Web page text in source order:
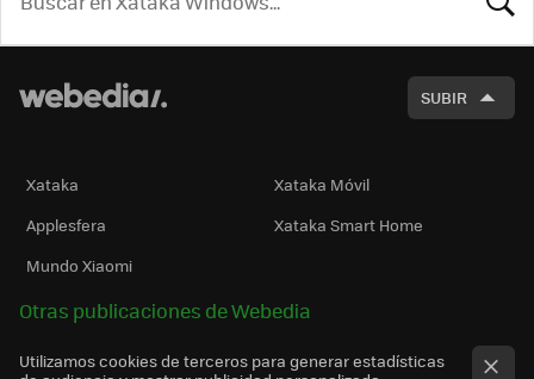
SUBIR
Xataka
Xataka Móvil
Applesfera
Xataka Smart Home
Mundo Xiaomi
Otras publicaciones de Webedia
Utilizamos cookies de terceros para generar estadísticas